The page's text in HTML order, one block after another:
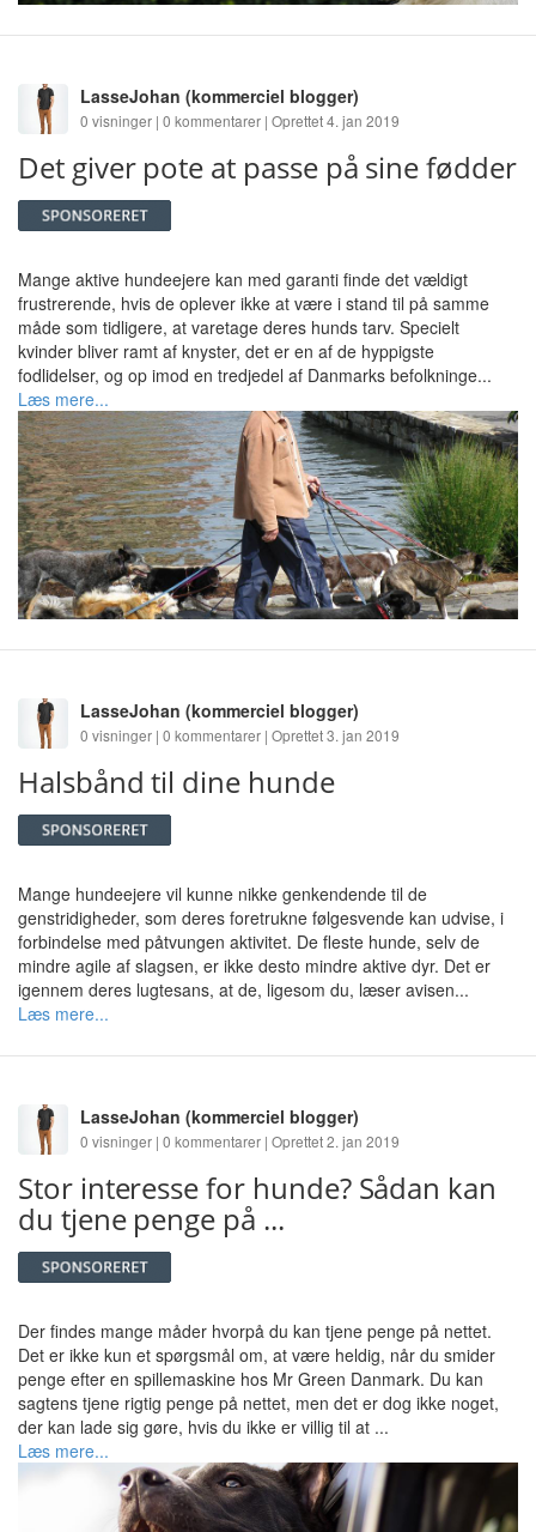
LasseJohan (kommerciel blogger)
0 visninger | 0 kommentarer | Oprettet 4. jan 2019
Det giver pote at passe på sine fødder
Mange aktive hundeejere kan med garanti finde det vældigt
frustrerende, hvis de oplever ikke at være i stand til på samme
måde som tidligere, at varetage deres hunds tarv. Specielt
kvinder bliver ramt af knyster, det er en af de hyppigste
fodlidelser, og op imod en tredjedel af Danmarks befolkninge...
Læs mere...
LasseJohan (kommerciel blogger)
0 visninger | 0 kommentarer | Oprettet 3. jan 2019
Halsbånd til dine hunde
Mange hundeejere vil kunne nikke genkendende til de
genstridigheder, som deres foretrukne følgesvende kan udvise, i
forbindelse med påtvungen aktivitet. De fleste hunde, selv de
mindre agile af slagsen, er ikke desto mindre aktive dyr. Det er
igennem deres lugtesans, at de, ligesom du, læser avisen...
Læs mere...
LasseJohan (kommerciel blogger)
0 visninger | 0 kommentarer | Oprettet 2. jan 2019
Stor interesse for hunde? Sådan kan
du tjene penge på ...
Der findes mange måder hvorpå du kan tjene penge på nettet.
Det er ikke kun et spørgsmål om, at være heldig, når du smider
penge efter en spillemaskine hos Mr Green Danmark. Du kan
sagtens tjene rigtig penge på nettet, men det er dog ikke noget,
der kan lade sig gøre, hvis du ikke er villig til at ...
Læs mere...